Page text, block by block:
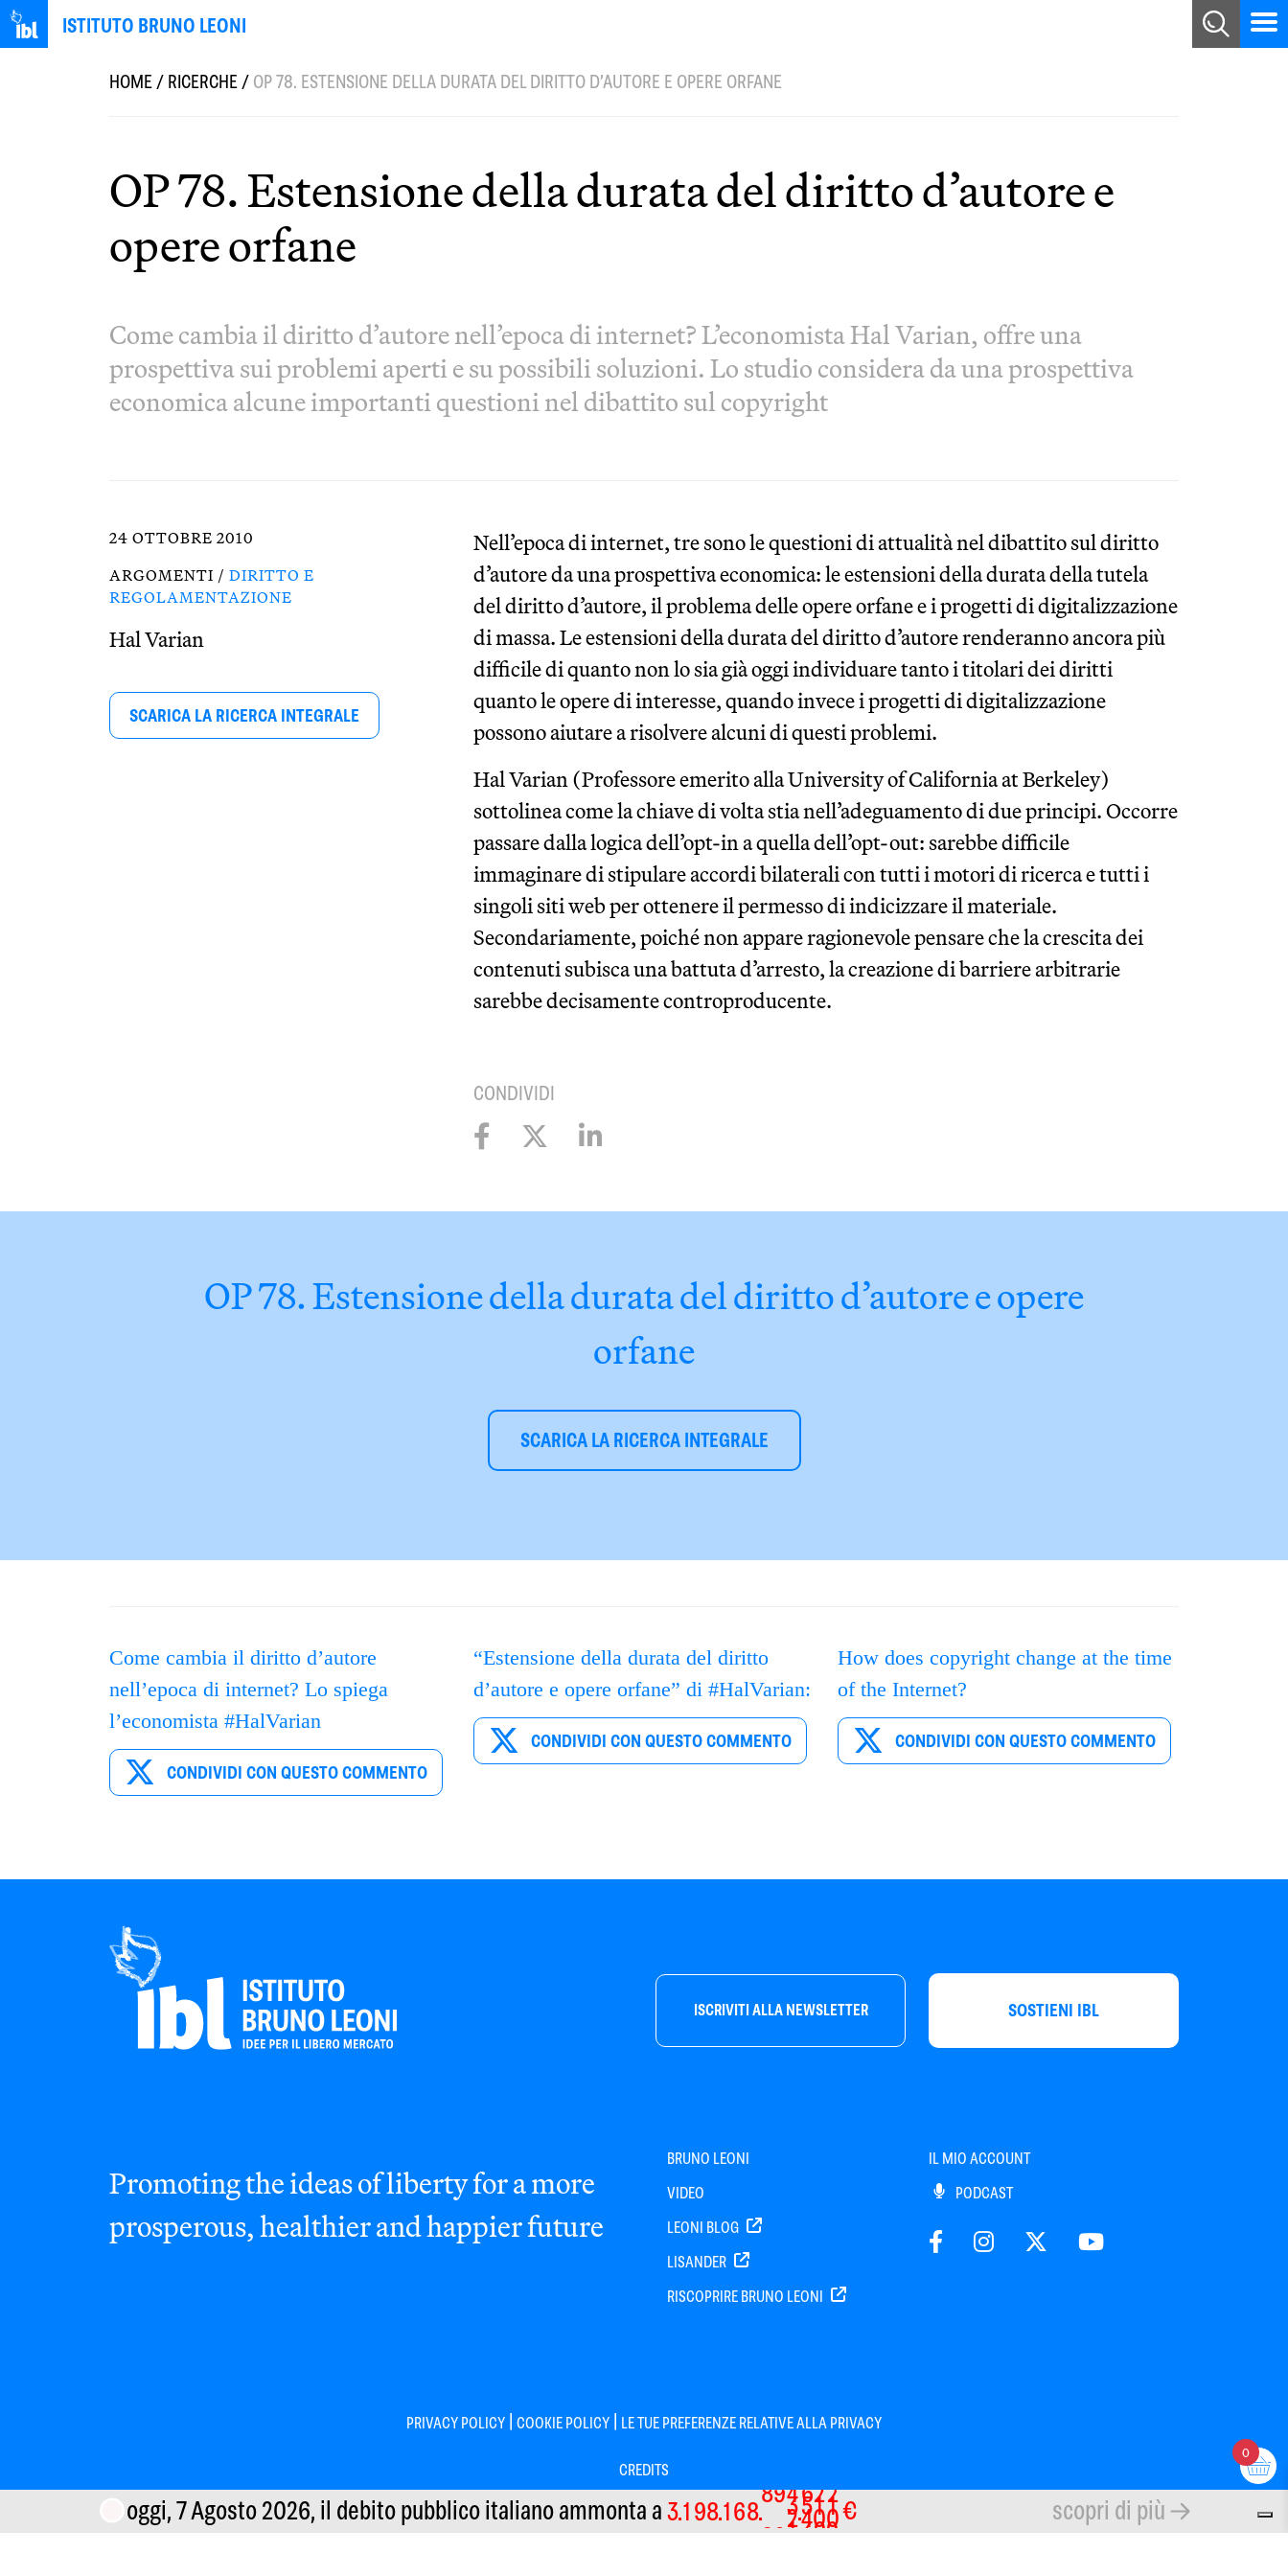
ISTITUTO BRUNO LEONI
HOME/RICERCHE/OP 78. ESTENSIONE DELLA DURATA DEL DIRITTO D’AUTORE E OPERE ORFANE
OP 78. Estensione della durata del diritto d’autore e
opere orfane
Come cambia il diritto d’autore nell’epoca di internet? L’economista Hal Varian, offre una
prospettiva sui problemi aperti e su possibili soluzioni. Lo studio considera da una prospettiva
economica alcune importanti questioni nel dibattito sul copyright
24 OTTOBRE 2010
ARGOMENTI / DIRITTO E
REGOLAMENTAZIONE
Hal Varian
SCARICA LA RICERCA INTEGRALE
Nell’epoca di internet, tre sono le questioni di attualità nel dibattito sul diritto
d’autore da una prospettiva economica: le estensioni della durata della tutela
del diritto d’autore, il problema delle opere orfane e i progetti di digitalizzazione
di massa. Le estensioni della durata del diritto d’autore renderanno ancora più
difficile di quanto non lo sia già oggi individuare tanto i titolari dei diritti
quanto le opere di interesse, quando invece i progetti di digitalizzazione
possono aiutare a risolvere alcuni di questi problemi.
Hal Varian (Professore emerito alla University of California at Berkeley)
sottolinea come la chiave di volta stia nell’adeguamento di due principi. Occorre
passare dalla logica dell’opt-in a quella dell’opt-out: sarebbe difficile
immaginare di stipulare accordi bilaterali con tutti i motori di ricerca e tutti i
singoli siti web per ottenere il permesso di indicizzare il materiale.
Secondariamente, poiché non appare ragionevole pensare che la crescita dei
contenuti subisca una battuta d’arresto, la creazione di barriere arbitrarie
sarebbe decisamente controproducente.
CONDIVIDI
OP 78. Estensione della durata del diritto d’autore e opere
orfane
SCARICA LA RICERCA INTEGRALE
Come cambia il diritto d’autore
nell’epoca di internet? Lo spiega
l’economista #HalVarian
CONDIVIDI CON QUESTO COMMENTO
“Estensione della durata del diritto
d’autore e opere orfane” di #HalVarian:
CONDIVIDI CON QUESTO COMMENTO
How does copyright change at the time
of the Internet?
CONDIVIDI CON QUESTO COMMENTO
ISCRIVITI ALLA NEWSLETTER SOSTIENI IBL
Promoting the ideas of liberty for a more
prosperous, healthier and happier future
BRUNO LEONI
VIDEO
LEONI BLOG
LISANDER
RISCOPRIRE BRUNO LEONI
IL MIO ACCOUNT
PODCAST
PRIVACY POLICY | COOKIE POLICY | LE TUE PREFERENZE RELATIVE ALLA PRIVACY
CREDITS
oggi, 7 Agosto 2026,il debito pubblico italianoammonta a3198168
9
8
0
9
5
4
7
6
3
2
3
2€ scopri di più
0